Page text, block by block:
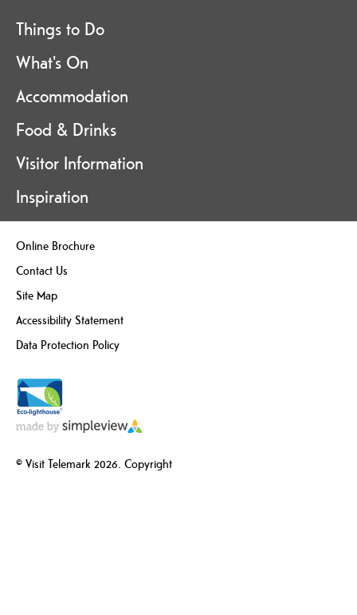
Things to Do
What's On
Accommodation
Food & Drinks
Visitor Information
Inspiration
Online Brochure
Contact Us
Site Map
Accessibility Statement
Data Protection Policy
© Visit Telemark 2026. Copyright